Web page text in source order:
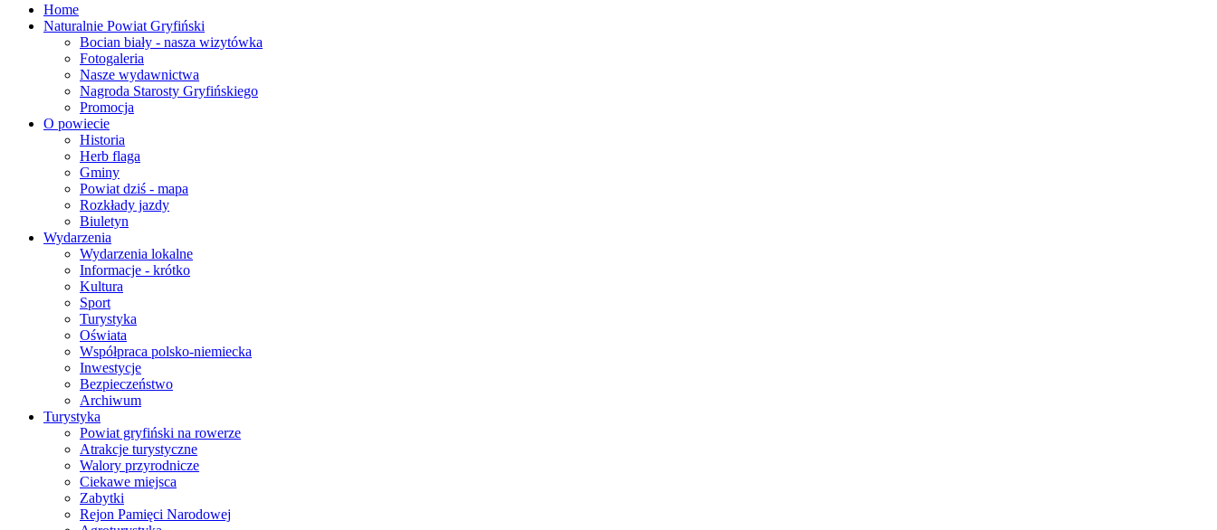
Home
Naturalnie Powiat Gryfiński
Bocian biały - nasza wizytówka
Fotogaleria
Nasze wydawnictwa
Nagroda Starosty Gryfińskiego
Promocja
O powiecie
Historia
Herb flaga
Gminy
Powiat dziś - mapa
Rozkłady jazdy
Biuletyn
Wydarzenia
Wydarzenia lokalne
Informacje - krótko
Kultura
Sport
Turystyka
Oświata
Współpraca polsko-niemiecka
Inwestycje
Bezpieczeństwo
Archiwum
Turystyka
Powiat gryfiński na rowerze
Atrakcje turystyczne
Walory przyrodnicze
Ciekawe miejsca
Zabytki
Rejon Pamięci Narodowej